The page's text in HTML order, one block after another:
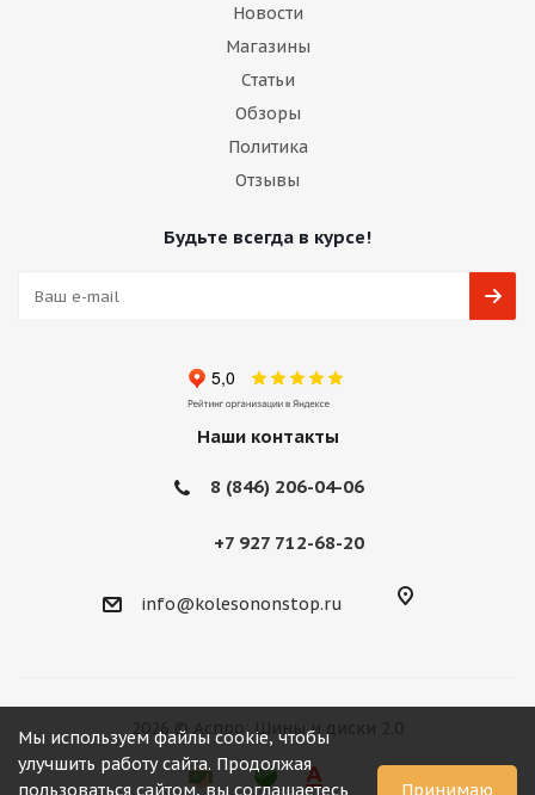
Новости
Магазины
Статьи
Обзоры
Политика
Отзывы
Будьте всегда в курсе!
Наши контакты
8 (846) 206-04-06
+7 927 712-68-20
info@kolesononstop.ru
2026 © Аспро: Шины и диски 2.0
Мы используем файлы cookie, чтобы
улучшить работу сайта. Продолжая
пользоваться сайтом, вы соглашаетесь
Принимаю